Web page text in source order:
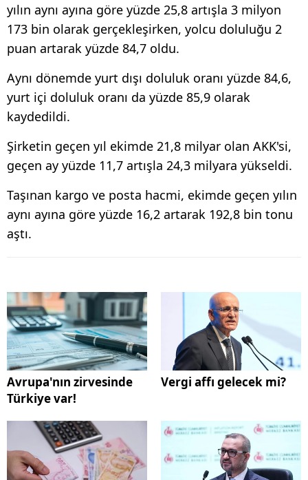
yılın aynı ayına göre yüzde 25,8 artışla 3 milyon
173 bin olarak gerçekleşirken, yolcu doluluğu 2
puan artarak yüzde 84,7 oldu.
Aynı dönemde yurt dışı doluluk oranı yüzde 84,6,
yurt içi doluluk oranı da yüzde 85,9 olarak
kaydedildi.
Şirketin geçen yıl ekimde 21,8 milyar olan AKK'si,
geçen ay yüzde 11,7 artışla 24,3 milyara yükseldi.
Taşınan kargo ve posta hacmi, ekimde geçen yılın
aynı ayına göre yüzde 16,2 artarak 192,8 bin tonu
aştı.
Avrupa'nın zirvesinde
Türkiye var!
Vergi affı gelecek mi?